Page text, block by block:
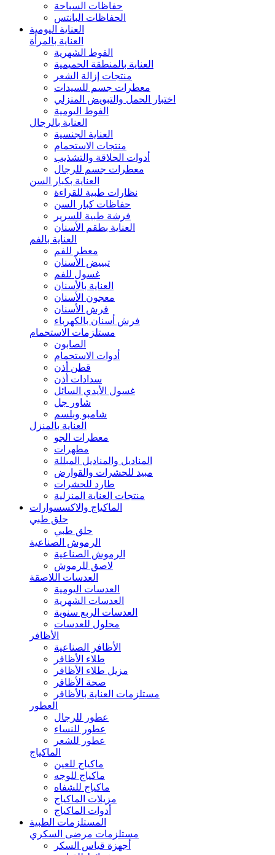
حفاظات السباحة
الحفاظات البانتس
العناية اليومية
العناية بالمرأة
الفوط الشهرية
العناية بالمنطقة الحميمية
منتجات إزالة الشعر
معطرات جسم للسيدات
اختبار الحمل والتبويض المنزلي
الفوط اليومية
العناية بالرجال
العناية الجنسية
منتجات الاستحمام
أدوات الحلاقة والتشذيب
معطرات جسم للرجال
العناية بكبار السن
نظارات طبية للقراءة
حفاظات كبار السن
فرشة طبية للسرير
العناية بطقم الأسنان
العناية بالفم
معطر للفم
تبييض الأسنان
غسول للفم
العناية بالأسنان
معجون الأسنان
فرش الأسنان
فرش أسنان بالكهرباء
مستلزمات الاستحمام
الصابون
أدوات الاستحمام
قطن أذن
سدادات أذن
غسول الأيدي السائل
شاور جل
شامبو وبلسم
العناية بالمنزل
معطرات الجو
مطهرات
المناديل والمناديل المبللة
مبيد للحشرات والقوارض
طارد للحشرات
منتجات العناية المنزلية
الماكياج والاكسسوارات
حلق طبي
حلق طبي
الرموش الصناعية
الرموش الصناعية
لاصق للرموش
العدسات اللاصقة
العدسات اليومية
العدسات الشهرية
العدسات الربع سنوية
محلول للعدسات
الأظافر
الأظافر الصناعية
طلاء الأظافر
مزيل طلاء الأظافر
صحة الأظافر
مستلزمات العناية بالأظافر
العطور
عطور للرجال
عطور للنساء
عطور للشعر
الماكياج
ماكياج للعين
ماكياج للوجه
ماكياج للشفاه
مزيلات الماكياج
أدوات الماكياج
المستلزمات الطبية
مستلزمات مرضى السكري
أجهزة قياس السكر